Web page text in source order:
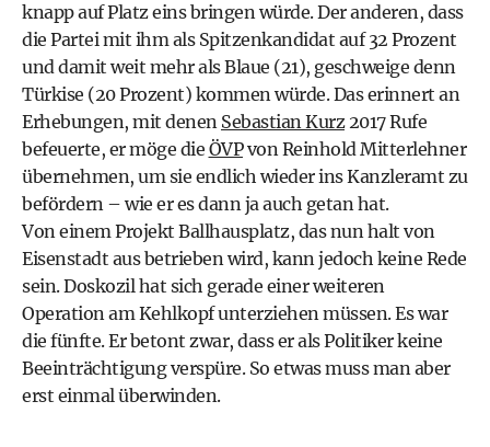
knapp auf Platz eins bringen würde. Der anderen, dass
die Partei mit ihm als Spitzenkandidat auf 32 Prozent
und damit weit mehr als Blaue (21), geschweige denn
Türkise (20 Prozent) kommen würde. Das erinnert an
Erhebungen, mit denen Sebastian Kurz2017 Rufe
befeuerte, er möge die ÖVPvon Reinhold Mitterlehner
übernehmen, um sie endlich wieder ins Kanzleramt zu
befördern – wie er es dann ja auch getan hat.
Von einem Projekt Ballhausplatz, das nun halt von
Eisenstadt aus betrieben wird, kann jedoch keine Rede
sein. Doskozil hat sich gerade einer weiteren
Operation am Kehlkopf unterziehen müssen. Es war
die fünfte. Er betont zwar, dass er als Politiker keine
Beeinträchtigung verspüre. So etwas muss man aber
erst einmal überwinden.